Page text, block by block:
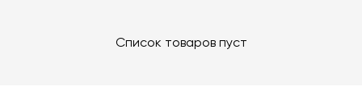
Список товаров пуст